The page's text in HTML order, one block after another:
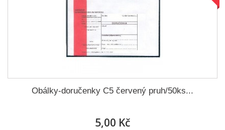
Obálky-doručenky C5 červený pruh/50ks...
5,00 Kč